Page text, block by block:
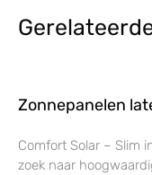
Zonnepanelen
Comfort Solar – Slim
zoek naar